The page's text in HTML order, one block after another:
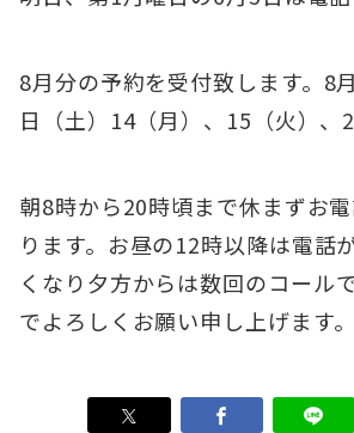
8月分の予約を受付致します。8
日（土）14（月）、15（火）、
朝8時から20時頃まで休まずお
ります。お昼の12時以降は電話
くなり夕方からは数回のコール
でよろしくお願い申し上げます。